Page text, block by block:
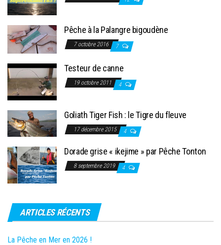
Pêche à la Palangre bigoudène
7 octobre 2016 7
Testeur de canne
19 octobre 2011 4
Goliath Tiger Fish : le Tigre du fleuve
17 décembre 2015 4
Dorade grise « ikejime » par Pêche Tonton
8 septembre 2019 4
ARTICLES RÉCENTS
La Pêche en Mer en 2026 !